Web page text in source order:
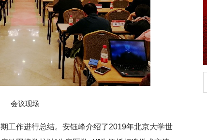
会议现场
工作进行总结。安钰峰介绍了2019年北京大学世
扎实开展树立和践行正确政绩观学习教